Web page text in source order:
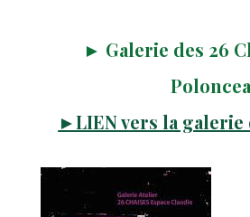
► Galerie des 26
►LIEN vers la galerie